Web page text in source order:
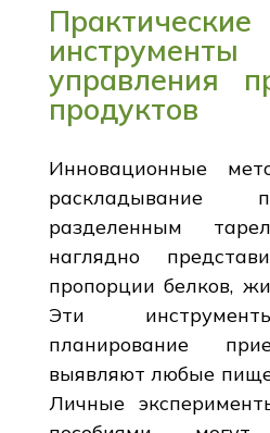
Практические
управления
продуктов
Инновационные
раскладывание
разделенным
наглядно
пропорции белков,
Эти
планирование
выявляют любые
Личные